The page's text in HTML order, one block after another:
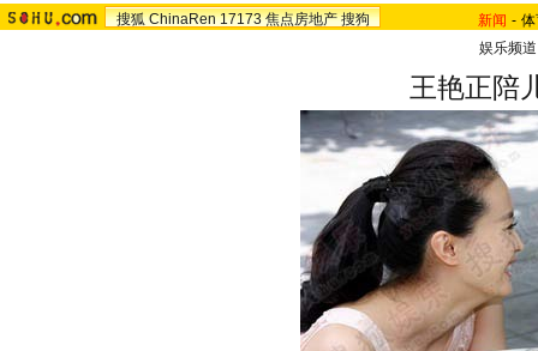
搜狐 ChinaRen 17173 焦点房地产 搜狗 新闻 -
娱乐频道
王艳正陪